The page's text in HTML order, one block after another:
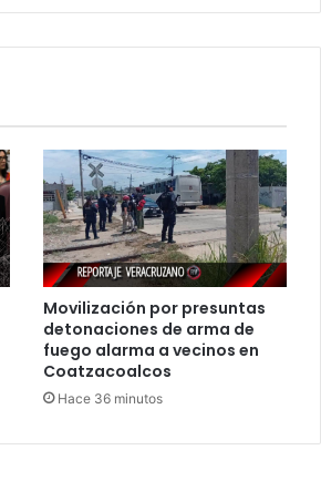
Movilización por presuntas
detonaciones de arma de
fuego alarma a vecinos en
Coatzacoalcos
Hace 36 minutos